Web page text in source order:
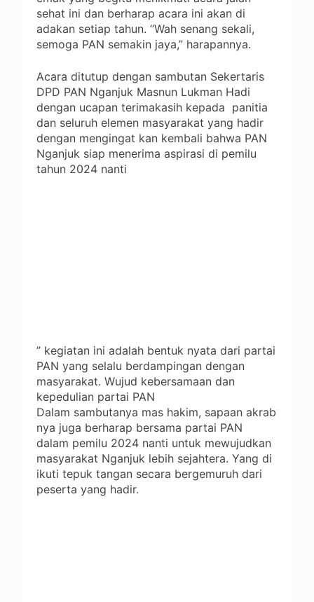
sehat ini dan berharap acara ini akan di
adakan setiap tahun. “Wah senang sekali,
semoga PAN semakin jaya,” harapannya.
Acara ditutup dengan sambutan Sekertaris
DPD PAN Nganjuk Masnun Lukman Hadi
dengan ucapan terimakasih kepada panitia
dan seluruh elemen masyarakat yang hadir
dengan mengingat kan kembali bahwa PAN
Nganjuk siap menerima aspirasi di pemilu
tahun 2024 nanti
” kegiatan ini adalah bentuk nyata dari partai
PAN yang selalu berdampingan dengan
masyarakat. Wujud kebersamaan dan
kepedulian partai PAN
Dalam sambutanya mas hakim, sapaan akrab
nya juga berharap bersama partai PAN
dalam pemilu 2024 nanti untuk mewujudkan
masyarakat Nganjuk lebih sejahtera. Yang di
ikuti tepuk tangan secara bergemuruh dari
peserta yang hadir.